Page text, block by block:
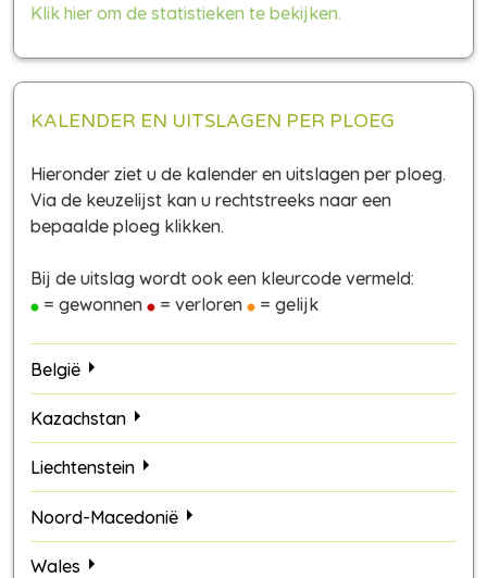
Klik hier om de statistieken te bekijken.
KALENDER EN UITSLAGEN PER PLOEG
Hieronder ziet u de kalender en uitslagen per ploeg.
Via de keuzelijst kan u rechtstreeks naar een
bepaalde ploeg klikken.
Bij de uitslag wordt ook een kleurcode vermeld:
= gewonnen
= verloren = gelijk
België
Kazachstan
Liechtenstein
Noord-Macedonië
Wales